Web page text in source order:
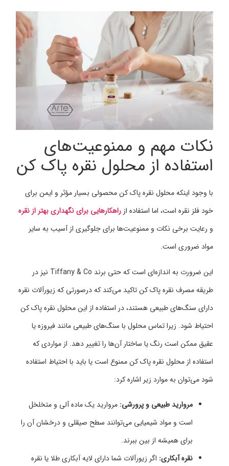
نکات مهم و ممنوعیت‌های
استفاده از محلول نقره پاک کن
با وجود اینکه محلول نقره پاک کن محصولی بسیار مؤثر و ایمن برای
خود فلز نقره است، اما استفاده از راهکارهایی برای نگهداری بهتر از نقره
و رعایت برخی نکات و ممنوعیت‌ها برای جلوگیری از آسیب به سایر
مواد ضروری است.
این ضرورت به اندازه‌ای است که حتی برند Tiffany & Co نیز در
طریقه مصرف نقره پاک کن تاکید می‌کند که درصورتی که زیورآلات نقره
دارای سنگ‌های طبیعی هستند، در استفاده از این محلول نقره پاک کن
احتیاط شود. زیرا تماس محلول با سنگ‌های طبیعی مانند فیروزه یا
عقیق ممکن است رنگ یا ساختار آن‌ها را تغییر دهد. از مواردی که
استفاده از محلول نقره پاک کن ممنوع است یا باید با احتیاط استفاده
شود می‌توان به موارد زیر اشاره کرد:
مروارید طبیعی و پرورشی: مروارید یک ماده آلی و متخلخل
است و مواد شیمیایی می‌توانند سطح صیقلی و درخشان آن را
برای همیشه از بین ببرند.
نقره آبکاری: اگر زیورآلات شما دارای لایه آبکاری طلا یا نقره